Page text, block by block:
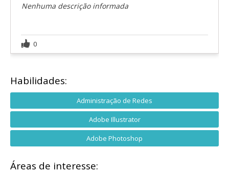
Nenhuma descrição informada
0
Habilidades:
Administração de Redes
Adobe Illustrator
Adobe Photoshop
Áreas de interesse: